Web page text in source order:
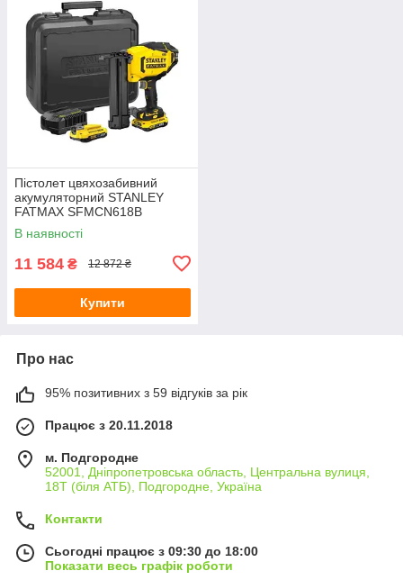
Пістолет цвяхозабивний
акумуляторний STANLEY
FATMAX SFMCN618B
В наявності
11 584 ₴ 12 872 ₴
Купити
Про нас
95% позитивних з 59 відгуків за рік
Працює з 20.11.2018
м. Подгородне
52001, Дніпропетровська область, Центральна вулиця,
18Т (біля АТБ), Подгородне, Україна
Контакти
Сьогодні працює з 09:30 до 18:00
Показати весь графік роботи